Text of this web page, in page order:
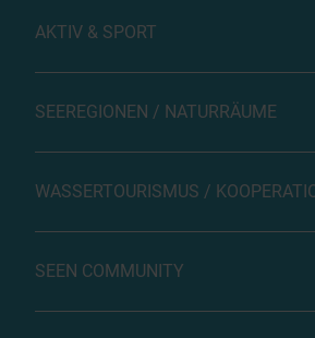
AKTIV & SPORT
SEEREGIONEN / NATURRÄUME
WASSERTOURISMUS /
SEEN COMMUNITY